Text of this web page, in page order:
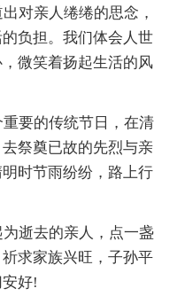
对亲人绻绻的思念，
负担。我们体会人世
微笑着扬起生活的风
要的传统节日，在清
祭奠已故的先烈与亲
时节雨纷纷，路上行
逝去的亲人，点一盏
求家族兴旺，子孙平
好!